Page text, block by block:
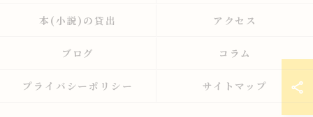
本(小説)の貸出 アクセス
ブログ コラム
プライバシーポリシー サイトマップ